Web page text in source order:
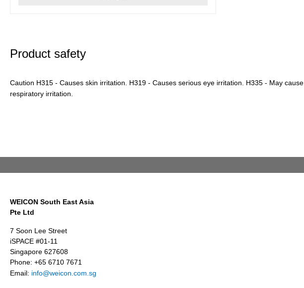
Product safety
Caution H315 - Causes skin irritation. H319 - Causes serious eye irritation. H335 - May cause
respiratory irritation.
WEICON South East Asia
Pte Ltd
7 Soon Lee Street
iSPACE #01-11
Singapore 627608
Phone: +65 6710 7671
Email: info@weicon.com.sg